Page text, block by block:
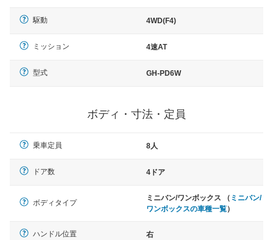
駆動 4WD(F4)
ミッション 4速AT
型式 GH-PD6W
ボディ・寸法・定員
乗車定員 8人
ドア数 4ドア
ボディタイプ
ミニバン/ワンボックス （ ミニバン/
ワンボックスの車種一覧）
ハンドル位置 右